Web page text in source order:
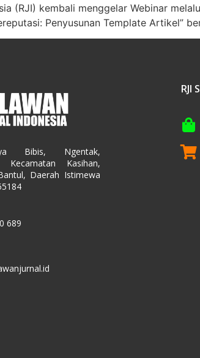
(RJI) kembali menggelar Webinar
Penyusunan Template Artikel”
Bibis, Ngentak,
Kecamatan Kasihan,
Daerah Istimewa
689
RJI